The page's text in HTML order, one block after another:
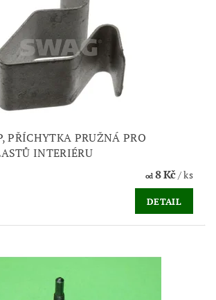
PŘÍCHYTKA PRUŽNÁ PRO
INTERIÉRU
od8 Kč/ ks
DETAIL